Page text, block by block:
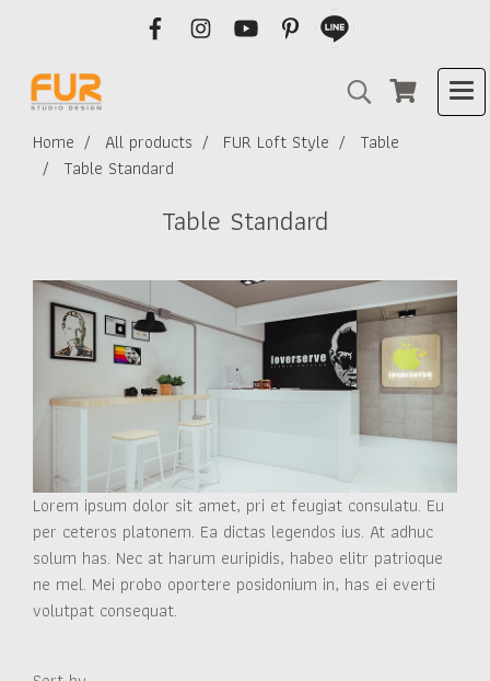
Home All products FUR Loft Style
Table
Table Standard
Table Standard
Lorem ipsum dolor sit amet, pri et feugiat consulatu. Eu
per ceteros platonem. Ea dictas legendos ius. At adhuc
solum has. Nec at harum euripidis, habeo elitr patrioque
ne mel. Mei probo oportere posidonium in, has ei everti
volutpat consequat.